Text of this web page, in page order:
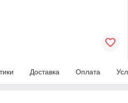
Доставка Оплата